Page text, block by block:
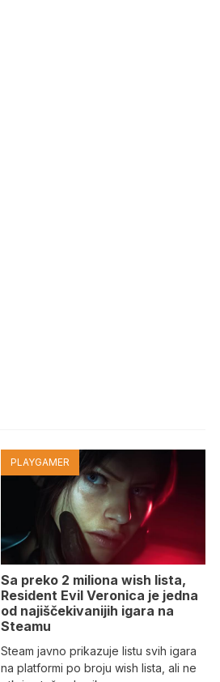
PLAYGAMER
Sa preko 2 miliona wish lista,
Resident Evil Veronica je jedna
od najiščekivanijih igara na
Steamu
Steam javno prikazuje listu svih igara
na platformi po broju wish lista, ali ne